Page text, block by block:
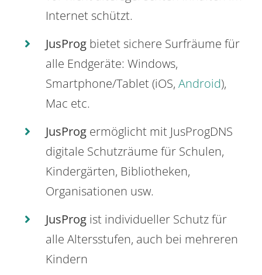
Internet schützt.
JusProg bietet sichere Surfräume für
alle Endgeräte: Windows,
Smartphone/Tablet (iOS, Android),
Mac etc.
JusProg ermöglicht mit JusProgDNS
digitale Schutzräume für Schulen,
Kindergärten, Bibliotheken,
Organisationen usw.
JusProg ist individueller Schutz für
alle Altersstufen, auch bei mehreren
Kindern